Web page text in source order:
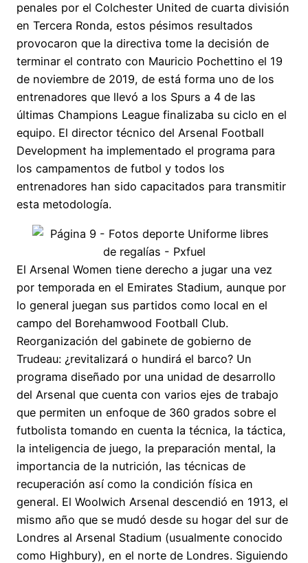
penales por el Colchester United de cuarta división
en Tercera Ronda, estos pésimos resultados
provocaron que la directiva tome la decisión de
terminar el contrato con Mauricio Pochettino el 19
de noviembre de 2019, de está forma uno de los
entrenadores que llevó a los Spurs a 4 de las
últimas Champions League finalizaba su ciclo en el
equipo. El director técnico del Arsenal Football
Development ha implementado el programa para
los campamentos de futbol y todos los
entrenadores han sido capacitados para transmitir
esta metodología.
El Arsenal Women tiene derecho a jugar una vez
por temporada en el Emirates Stadium, aunque por
lo general juegan sus partidos como local en el
campo del Borehamwood Football Club.
Reorganización del gabinete de gobierno de
Trudeau: ¿revitalizará o hundirá el barco? Un
programa diseñado por una unidad de desarrollo
del Arsenal que cuenta con varios ejes de trabajo
que permiten un enfoque de 360 grados sobre el
futbolista tomando en cuenta la técnica, la táctica,
la inteligencia de juego, la preparación mental, la
importancia de la nutrición, las técnicas de
recuperación así como la condición física en
general. El Woolwich Arsenal descendió en 1913, el
mismo año que se mudó desde su hogar del sur de
Londres al Arsenal Stadium (usualmente conocido
como Highbury), en el norte de Londres. Siguiendo